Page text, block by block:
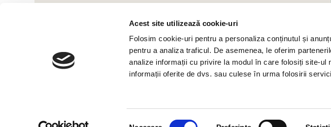
Acest site utilizează cookie-uri
Folosim cookie-uri pentru a personaliza conținutul și
pentru a analiza traficul. De asemenea, le oferim
analize informații cu privire la modul în care folosiți site-ul
informații oferite de dvs. sau culese în urma folosirii